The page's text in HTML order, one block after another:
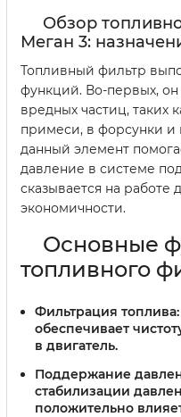
Обзор
Меган 3:
Топливный фильтр
функций. Во-первых,
вредных частиц, таких
примеси, в форсунки и
данный элемент
давление в системе
сказывается на работе
экономичности.
Основные
топливного
Фильтрация топлива:
обеспечивает
в двигатель.
Поддержание
стабилизации
положительно